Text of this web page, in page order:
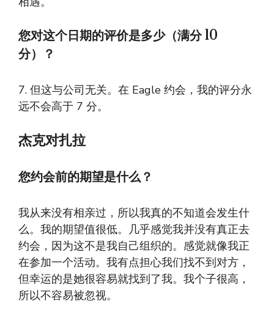
您对这个日期的评价是多少（满分 10
分）？
7. 但这与公司无关。在 Eagle 约会，我的评分永
远不会高于 7 分。
杰克对扎拉
您约会前的期望是什么？
我从来没有相亲过，所以我真的不知道会发生什
么。我的期望值很低。几乎感觉我并没有真正去
约会，因为这不是我自己组织的。感觉就像我正
在参加一个活动。我有点担心我们找不到对方，
但幸运的是她很容易就找到了我。我个子很高，
所以不容易被忽视。